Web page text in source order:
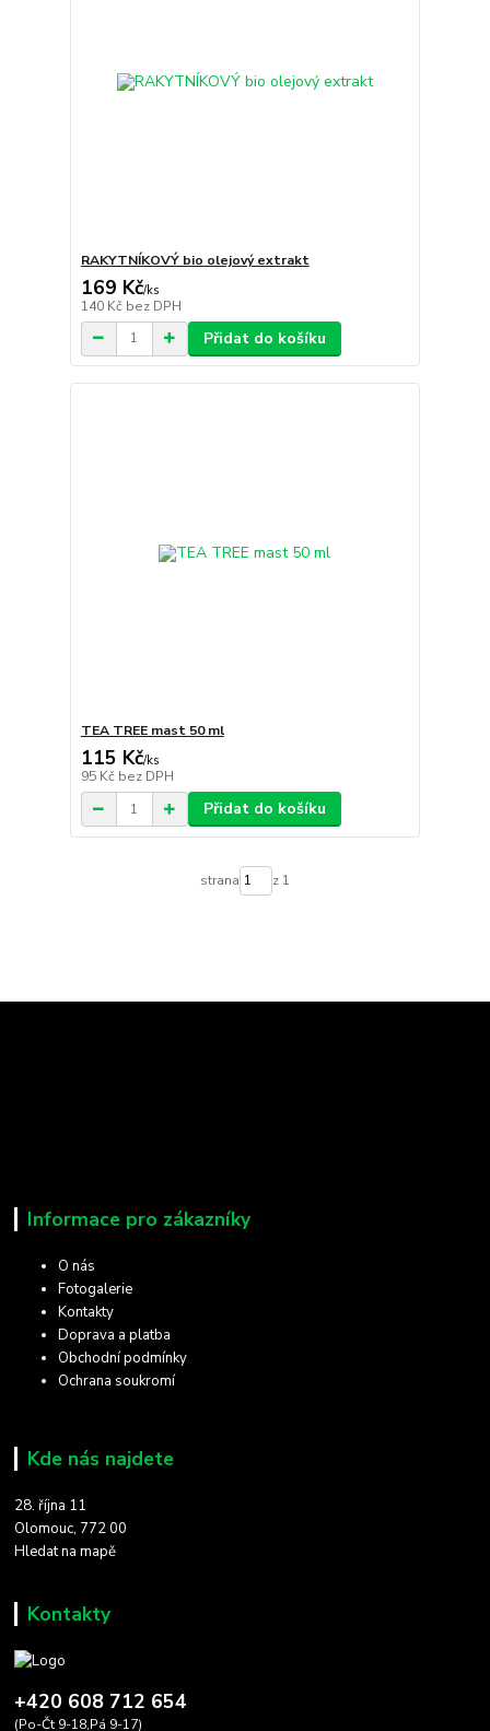
RAKYTNÍKOVÝ bio olejový extrakt
169 Kč/ks
140 Kč bez DPH
Přidat do košíku
TEA TREE mast 50 ml
115 Kč/ks
95 Kč bez DPH
Přidat do košíku
strana z 1
Informace pro zákazníky
O nás
Fotogalerie
Kontakty
Doprava a platba
Obchodní podmínky
Ochrana soukromí
Kde nás najdete
28. října 11
Olomouc, 772 00
Hledat na mapě
Kontakty
+420 608 712 654
(Po-Čt 9-18,Pá 9-17)